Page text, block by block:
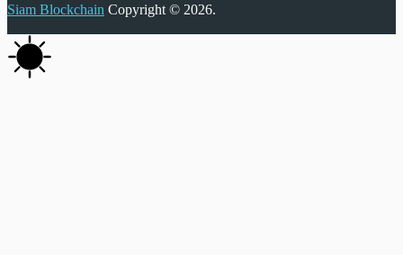
Siam Blockchain Copyright © 2026.